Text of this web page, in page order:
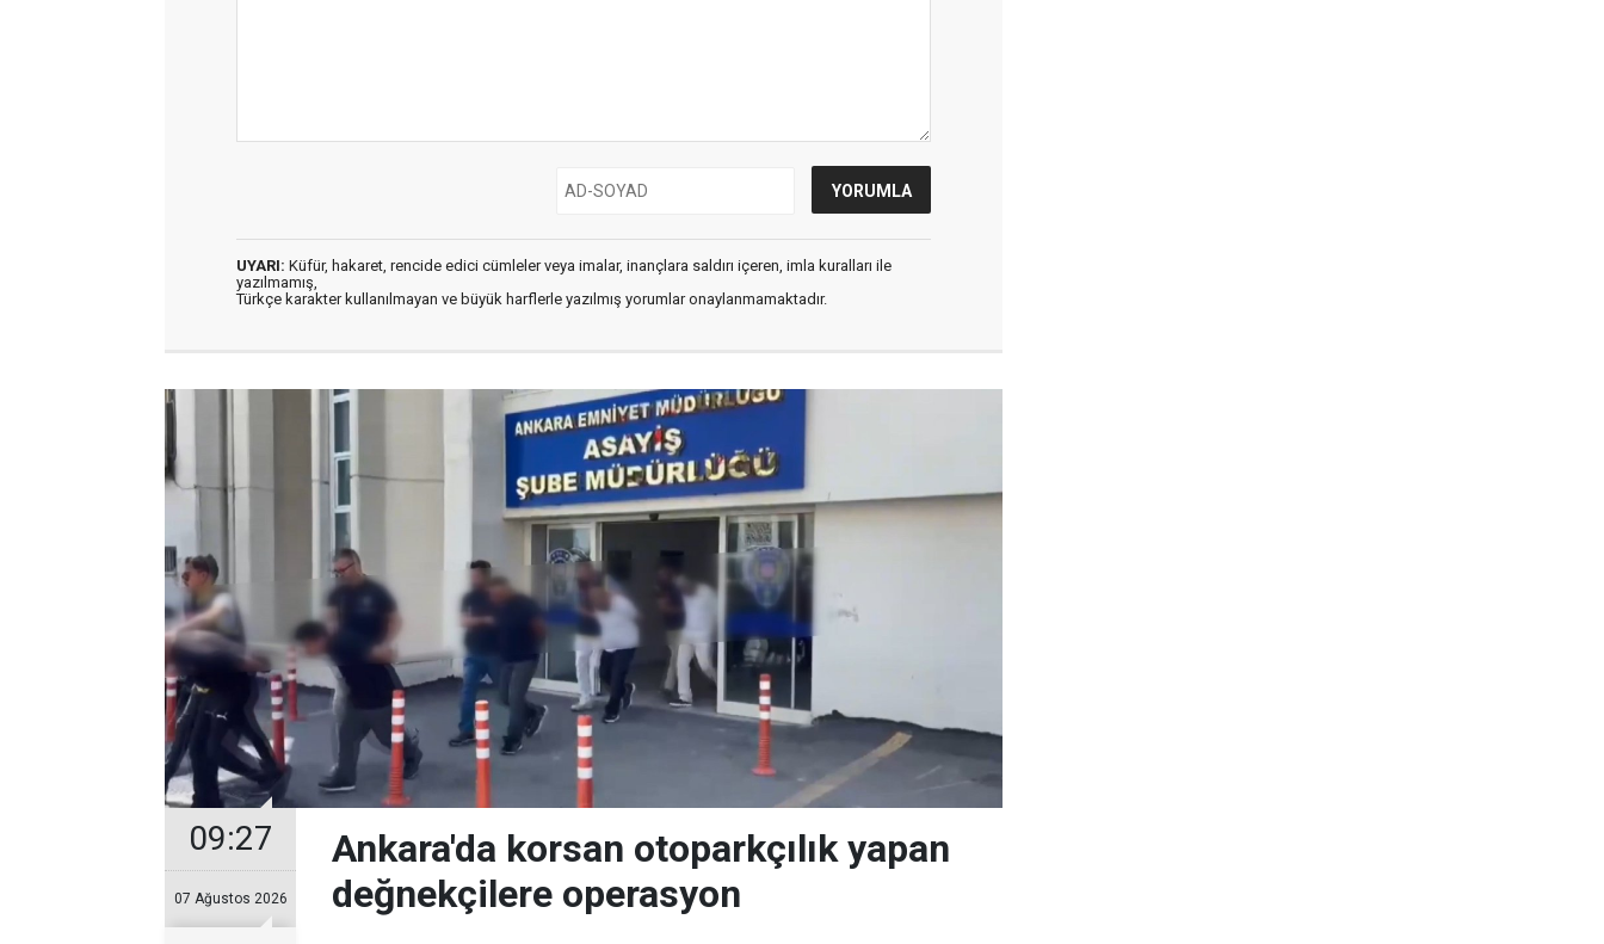
UYARI: Küfür, hakaret, rencide edici cümleler veya imalar, inançlara saldırı içeren, imla kuralları ile
yazılmamış,
Türkçe karakter kullanılmayan ve büyük harflerle yazılmış yorumlar onaylanmamaktadır.
09:27
07 Ağustos 2026
Ankara'da korsan otoparkçılık yapan
değnekçilere operasyon